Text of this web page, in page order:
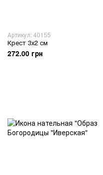
Артикул: 40155
Крест 3х2 см
272.00 грн